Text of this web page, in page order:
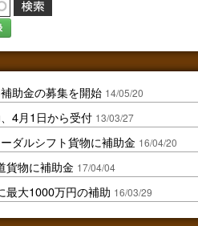
助金の募集を開始 14/05/20
4月1日から受付 13/03/27
ダルシフト貨物に補助金 16/04/20
貨物に補助金 17/04/04
最大1000万円の補助 16/03/29